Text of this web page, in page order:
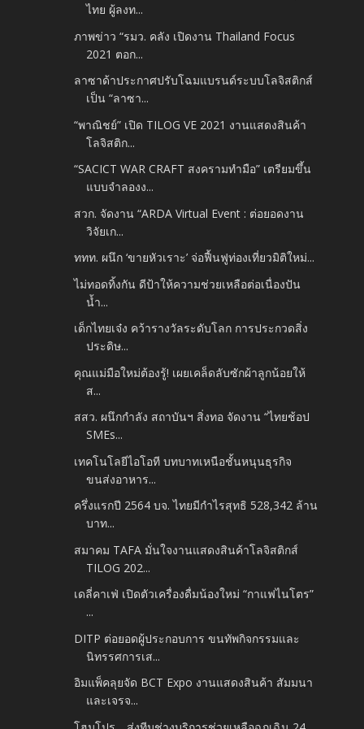
ไทย ผู้ลงท...
ภาพข่าว “รมว. คลัง เปิดงาน Thailand Focus
2021 ตอก...
ลาซาด้าประกาศปรับโฉมแบรนด์ระบบโลจิสติกส์
เป็น “ลาซา...
“พาณิชย์” เปิด TILOG VE 2021 งานแสดงสินค้า
โลจิสติก...
“SACICT WAR CRAFT สงครามทำมือ” เตรียมขึ้น
แบบจำลองง...
สวก. จัดงาน “ARDA Virtual Event : ต่อยอดงาน
วิจัยเก...
ททท. ผนึก ‘ขายหัวเราะ’ จ่อฟื้นฟูท่องเที่ยวมิติใหม่...
ไม่ทอดทิ้งกัน ดีป้าให้ความช่วยเหลือต่อเนื่องปัน
น้ำ...
เด็กไทยเจ๋ง คว้ารางวัลระดับโลก การประกวดสิ่ง
ประดิษ...
คุณแม่มือใหม่ต้องรู้! เผยเคล็ดลับซักผ้าลูกน้อยให้
ส...
สสว. ผนึกกำลัง สถาบันฯ สิ่งทอ จัดงาน “ไทยช้อป
SMEs...
เทคโนโลยีไอโอที บทบาทเหนือชั้นหนุนธุรกิจ
ขนส่งอาหาร...
ครึ่งแรกปี 2564 บจ. ไทยมีกำไรสุทธิ 528,342 ล้าน
บาท...
สมาคม TAFA มั่นใจงานแสดงสินค้าโลจิสติกส์
TILOG 202...
เดลี่คาเฟ่ เปิดตัวเครื่องดื่มน้องใหม่ “กาแฟไนโตร”
...
DITP ต่อยอดผู้ประกอบการ ขนทัพกิจกรรมและ
นิทรรศการเส...
อิมแพ็คลุยจัด BCT Expo งานแสดงสินค้า สัมมนา
และเจรจ...